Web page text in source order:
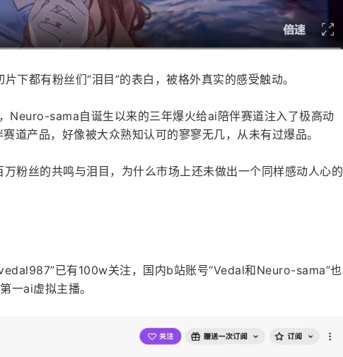
下都有粉丝们“泪目”的表白，被格外真实的感受触动。
Neuro-sama自诞生以来的三年爆火给ai陪伴赛道注入了极高动
道产品，好像被大众熟知认可的寥寥无几，从未有过爆品。
粉丝的共鸣与泪目，为什么市场上还未做出一个同样感动人心的
已有100w关注，国内b站账号“Vedal和Neuro-sama”也
一ai虚拟主播。